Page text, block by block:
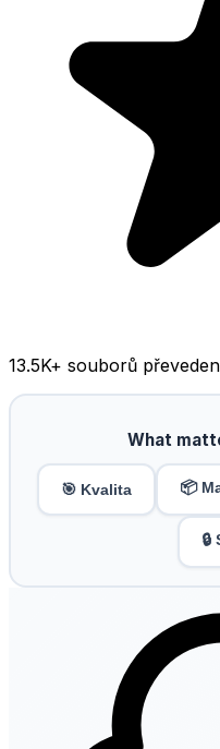
13.5K+ souborů
What
🎯 Kvalita 📦